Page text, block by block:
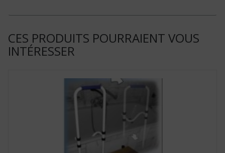
CES PRODUITS POURRAIENT VOUS
INTÉRESSER